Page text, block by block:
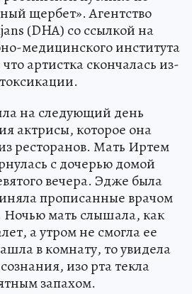
щербет». Агентство
(DHA) со ссылкой на
медицинского института
артистка скончалась из-
на следующий день
актрисы, которое она
ресторанов. Мать Иртем
с дочерью домой
вечера. Эдже была
прописанные врачом
Ночью мать слышала, как
а утром не смогла ее
в комнату, то увидела
изо рта текла
запахом.